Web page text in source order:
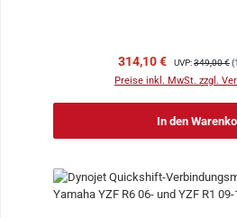
Verkaufspreis:
314,10 € Regulärer Preis:
UVP:349,00 €
Preise inkl. MwSt. zzgl.
In den